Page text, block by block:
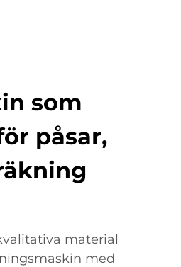
som
påsar,
material
med